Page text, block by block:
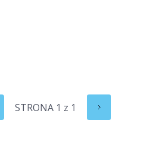
STRONA 1 z 1